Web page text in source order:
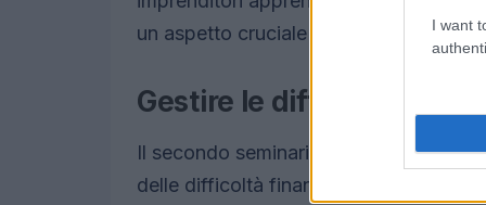
I want
un aspetto cruciale per la crescita e
Gestire le difficoltà
Il secondo seminario, in programma
delle difficoltà finanziarie”. In questo